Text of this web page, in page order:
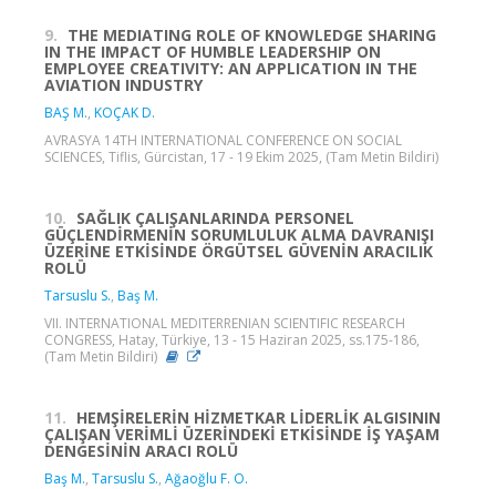
9. THE MEDIATING ROLE OF KNOWLEDGE SHARING
IN THE IMPACT OF HUMBLE LEADERSHIP ON
EMPLOYEE CREATIVITY: AN APPLICATION IN THE
AVIATION INDUSTRY
BAŞ M., KOÇAK D.
AVRASYA 14TH INTERNATIONAL CONFERENCE ON SOCIAL
SCIENCES, Tiflis, Gürcistan, 17 - 19 Ekim 2025, (Tam Metin Bildiri)
10. SAĞLIK ÇALIŞANLARINDA PERSONEL
GÜÇLENDİRMENİN SORUMLULUK ALMA DAVRANIŞI
ÜZERİNE ETKİSİNDE ÖRGÜTSEL GÜVENİN ARACILIK
ROLÜ
Tarsuslu S., Baş M.
VII. INTERNATIONAL MEDITERRENIAN SCIENTIFIC RESEARCH
CONGRESS, Hatay, Türkiye, 13 - 15 Haziran 2025, ss.175-186,
(Tam Metin Bildiri)
11. HEMŞİRELERİN HİZMETKAR LİDERLİK ALGISININ
ÇALIŞAN VERİMLİ ÜZERİNDEKİ ETKİSİNDE İŞ YAŞAM
DENGESİNİN ARACI ROLÜ
Baş M., Tarsuslu S., Ağaoğlu F. O.